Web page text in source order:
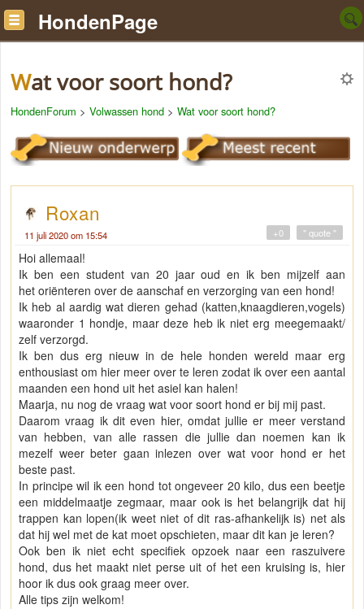
HondenPage
Wat voor soort hond?
HondenForum > Volwassen hond > Wat voor soort hond?
Roxan
11 juli 2020 om 15:54 " quote "
+0
Hoi allemaal!
Ik ben een student van 20 jaar oud en ik ben mijzelf aan
het oriënteren over de aanschaf en verzorging van een hond!
Ik heb al aardig wat dieren gehad (katten,knaagdieren,vogels)
waaronder 1 hondje, maar deze heb ik niet erg meegemaakt/
zelf verzorgd.
Ik ben dus erg nieuw in de hele honden wereld maar erg
enthousiast om hier meer over te leren zodat ik over een aantal
maanden een hond uit het asiel kan halen!
Maarja, nu nog de vraag wat voor soort hond er bij mij past.
Daarom vraag ik dit even hier, omdat jullie er meer verstand
van hebben, van alle rassen die jullie dan noemen kan ik
mezelf weer beter gaan inlezen over wat voor hond er het
beste past.
In principe wil ik een hond tot ongeveer 20 kilo, dus een beetje
een middelmaatje zegmaar, maar ook is het belangrijk dat hij
trappen kan lopen(ik weet niet of dit ras-afhankelijk is) net als
dat hij wel met de kat moet opschieten, maar dit kan je leren?
Ook ben ik niet echt specifiek opzoek naar een raszuivere
hond, dus het maakt niet perse uit of het een kruising is, hier
hoor ik dus ook graag meer over.
Alle tips zijn welkom!